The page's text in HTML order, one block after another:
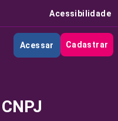
Acessibilidade
Acessar Cadastrar